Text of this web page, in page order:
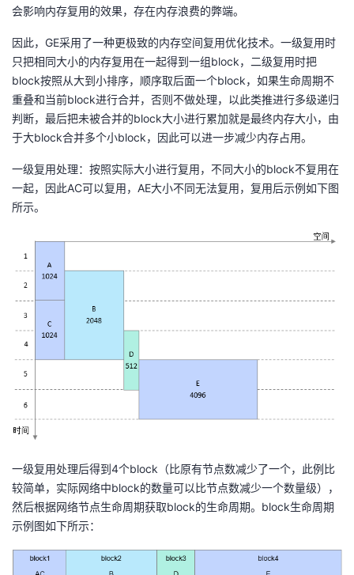
会影响内存复用的效果，存在内存浪费的弊端。
因此，GE采用了一种更极致的内存空间复用优化技术。一级复用时
只把相同大小的内存复用在一起得到一组block，二级复用时把
block按照从大到小排序，顺序取后面一个block，如果生命周期不
重叠和当前block进行合并，否则不做处理，以此类推进行多级递归
判断，最后把未被合并的block大小进行累加就是最终内存大小，由
于大block合并多个小block，因此可以进一步减少内存占用。
一级复用处理：按照实际大小进行复用，不同大小的block不复用在
一起，因此AC可以复用，AE大小不同无法复用，复用后示例如下图
所示。
一级复用处理后得到4个block（比原有节点数减少了一个，此例比
较简单，实际网络中block的数量可以比节点数减少一个数量级），
然后根据网络节点生命周期获取block的生命周期。block生命周期
示例图如下所示：